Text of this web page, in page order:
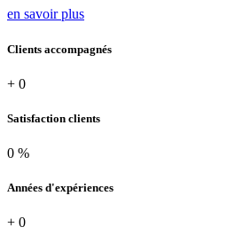
en savoir plus
Clients accompagnés
+ 0
Satisfaction clients
0 %
Années d'expériences
+ 0